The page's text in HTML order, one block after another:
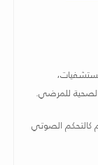
للمرضي.
كالتحكم الصوتي